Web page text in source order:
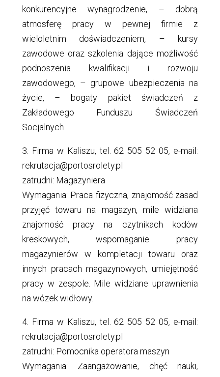
konkurencyjne wynagrodzenie, – dobrą
atmosferę pracy w pewnej firmie z
wieloletnim doświadczeniem, – kursy
zawodowe oraz szkolenia dające możliwość
podnoszenia kwalifikacji i rozwoju
zawodowego, – grupowe ubezpieczenia na
życie, – bogaty pakiet świadczeń z
Zakładowego Funduszu Świadczeń
Socjalnych.
3. Firma w Kaliszu, tel. 62 505 52 05, e-mail:
rekrutacja@portosrolety.pl
zatrudni: Magazyniera
Wymagania: Praca fizyczna, znajomość zasad
przyjęć towaru na magazyn, mile widziana
znajomość pracy na czytnikach kodów
kreskowych, wspomaganie pracy
magazynierów w kompletacji towaru oraz
innych pracach magazynowych, umiejętność
pracy w zespole. Mile widziane uprawnienia
na wózek widłowy.
4. Firma w Kaliszu, tel. 62 505 52 05, e-mail:
rekrutacja@portosrolety.pl
zatrudni: Pomocnika operatora maszyn
Wymagania: Zaangażowanie, chęć nauki,